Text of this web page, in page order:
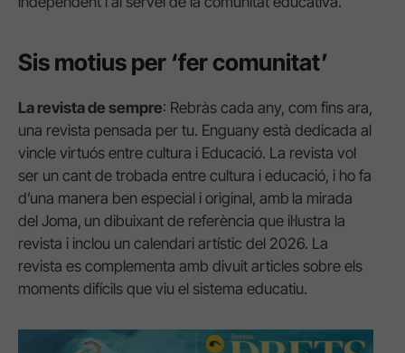
Sis motius per ‘fer comunitat’
La revista de sempre: Rebràs cada any, com fins ara,
una revista pensada per tu. Enguany està dedicada al
vincle virtuós entre cultura i Educació. La revista vol
ser un cant de trobada entre cultura i educació, i ho fa
d’una manera ben especial i original, amb la mirada
del Joma, un dibuixant de referència que il·lustra la
revista i inclou un calendari artístic del 2026. La
revista es complementa amb divuit articles sobre els
moments difícils que viu el sistema educatiu.